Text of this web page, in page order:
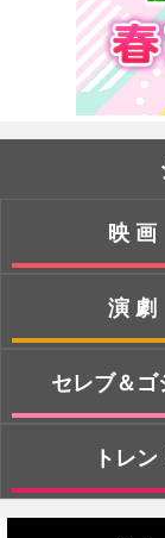
映画
演劇
セレブ＆ゴ
トレン